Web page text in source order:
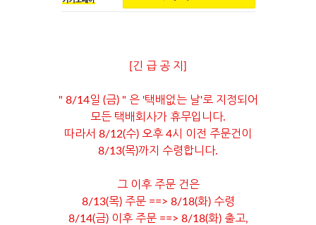
[긴 급 공 지]
" 8/14일 (금) " 은 '택배없는 날'로 지정되어
모든 택배회사가 휴무입니다.
따라서 8/12(수) 오후 4시 이전 주문건이
8/13(목)까지 수령합니다.
그 이후 주문 건은
8/13(목) 주문 ==> 8/18(화) 수령
8/14(금) 이후 주문 ==> 8/18(화) 출고,